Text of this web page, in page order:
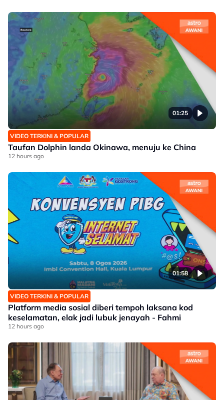
01:25
VIDEO TERKINI & POPULAR
Taufan Dolphin landa Okinawa, menuju ke China
12 hours ago
01:58
VIDEO TERKINI & POPULAR
Platform media sosial diberi tempoh laksana kod
keselamatan, elak jadi lubuk jenayah - Fahmi
12 hours ago